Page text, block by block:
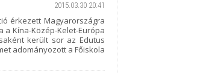
2015.03.30 20:41
érkezett Magyarországra
a Kína-Közép-Kelet-Európa
került sor az Edutus
adományozott a Főiskola